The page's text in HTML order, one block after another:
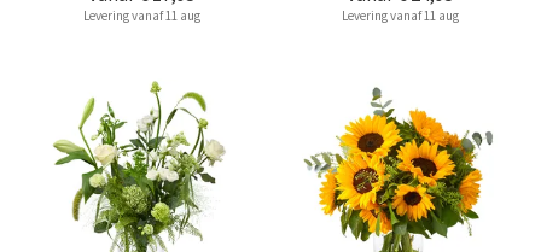
Levering vanaf 11 aug Levering vanaf 11 aug